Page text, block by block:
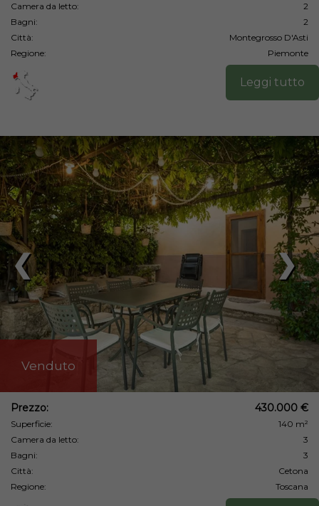
Camera da letto:
2
Bagni:
2
Città:
Montegrosso D'Asti
Regione:
Piemonte
Leggi tutto
❯
❮
Venduto
Prezzo: 430.000 €
Superficie:
140 m²
Camera da letto:
3
Bagni:
3
Città:
Cetona
Regione:
Toscana